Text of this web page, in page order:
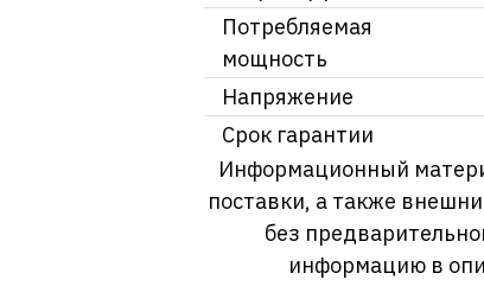
Потребляемая
мощность
Напряжение
Срок гарантии
Информационный
поставки, а также
без
информацию в